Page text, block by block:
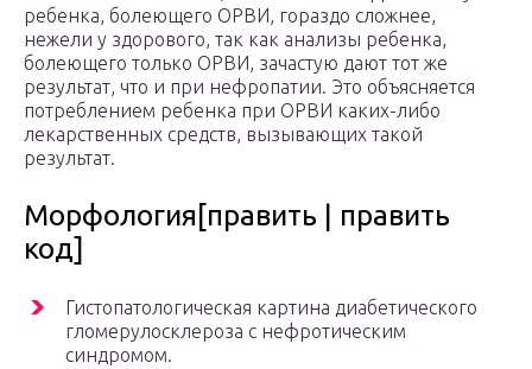
ребенка, болеющего ОРВИ, гораздо сложнее,
нежели у здорового, так как анализы ребенка,
болеющего только ОРВИ, зачастую дают тот же
результат, что и при нефропатии. Это объясняется
потреблением ребенка при ОРВИ каких-либо
лекарственных средств, вызывающих такой
результат.
Морфология[править | править
код]
Гистопатологическая картина диабетического
гломерулосклероза с нефротическим
синдромом.